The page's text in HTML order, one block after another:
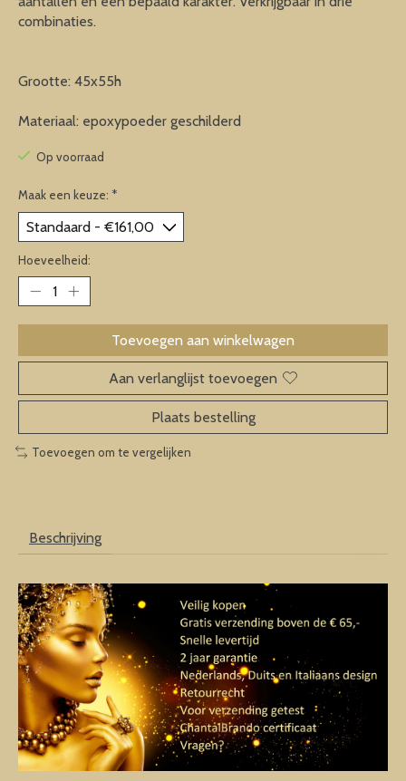
combinaties.
Grootte: 45x55h
Materiaal: epoxypoeder geschilderd
Op voorraad
Maak een keuze: *
Hoeveelheid:
Toevoegen aan winkelwagen
Aan verlanglijst toevoegen
Plaats bestelling
Toevoegen om te vergelijken
Beschrijving